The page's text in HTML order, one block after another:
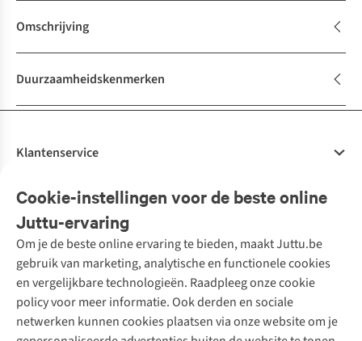
Omschrijving
Duurzaamheidskenmerken
Cookie-instellingen voor de beste online
Juttu-ervaring
Om je de beste online ervaring te bieden, maakt Juttu.be
gebruik van marketing, analytische en functionele cookies
en vergelijkbare technologieën. Raadpleeg onze cookie
policy voor meer informatie. Ook derden en sociale
netwerken kunnen cookies plaatsen via onze website om je
Klantenservice
Bestellen
Betalen
10% studentenkorting
Klarna - achteraf betalen
Levering
Retourneren
Bestelling herroepen
Onze diensten
Tweedehands - ReJUsed
Kledingatelier
Personal shopping
Textielbox
Events / workshops
Juttu
Over ons
Juttu Friends
Inspiratie
Merken
Nathalie Vleeschouwer